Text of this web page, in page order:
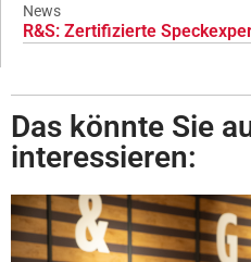
News
R&S: Zertifizierte
Das könnte Sie
interessieren: